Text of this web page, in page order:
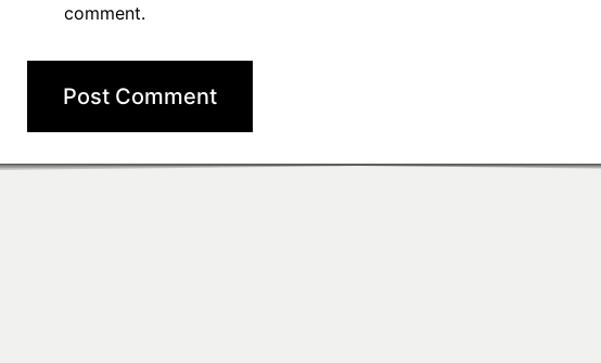
comment.